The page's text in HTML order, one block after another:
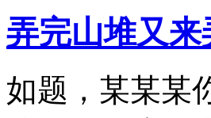
弄完山堆又
如题，某某某